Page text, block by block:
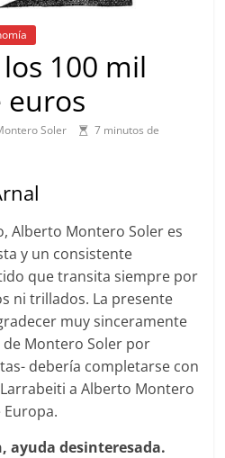
los 100 mil
euros
Soler
7 minutos de
Alberto Montero Soler es
y un consistente
que transita siempre por
ni trillados. La presente
muy sinceramente
de Montero Soler por
debería completarse con
a Alberto Montero
ayuda desinteresada.